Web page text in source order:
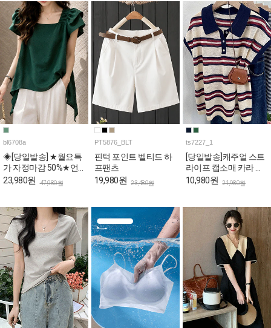
bl6708a
◈[당일발송] ★월요특
가 자정마감 50%★언
발 드레이프 퍼프 스퀘
23,980원 47,980원
PT5876_BLT
핀턱 포인트 벨티드 하
프팬츠
19,980원 23,480원
ts7227_1
[당일발송]캐주얼 스트
라이프 캡소매 카라 티
셔츠
10,980원 21,980원